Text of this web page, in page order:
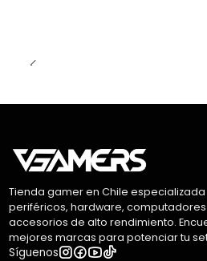
Tienda gamer en Chile especializada
periféricos, hardware, computadores
accesorios de alto rendimiento.
mejores marcas para potenciar tu
Síguenos